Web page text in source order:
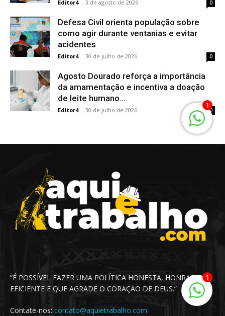
“É POSSÍVEL FAZER UMA POLÍTICA HONESTA, HONRADA,
EFICIENTE E QUE AGRADE O CORAÇÃO DE DEUS.”
Contate-nos: contato@aquietrabalho.com
1